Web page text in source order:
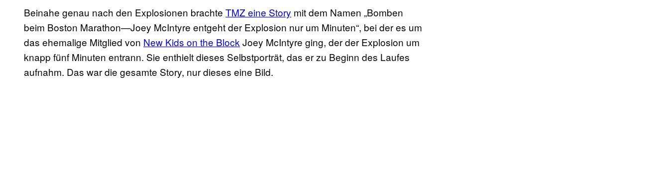
Beinahe genau nach den Explosionen brachte TMZ eine Story mit dem Namen „Bomben
beim Boston Marathon—Joey McIntyre entgeht der Explosion nur um Minuten“, bei der es um
das ehemalige Mitglied von New Kids on the Block Joey McIntyre ging, der der Explosion um
knapp fünf Minuten entrann. Sie enthielt dieses Selbstporträt, das er zu Beginn des Laufes
aufnahm. Das war die gesamte Story, nur dieses eine Bild.